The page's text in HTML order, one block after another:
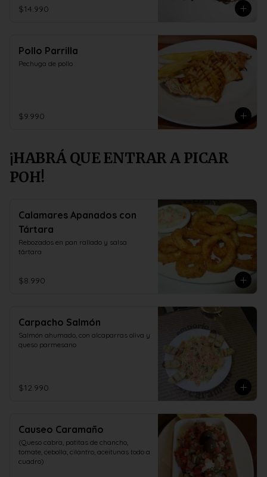
$14.990
Pollo Parrilla
Pechuga de pollo
$9.990
¡HABRÁ QUE ENTRAR A PICAR
POH!
Calamares Apanados con
Tártara
Rebozados en pan rallado y salsa
tártara
$8.990
Carpacho Salmón
Salmón ahumado, con alcaparras oliva y
queso parmesano
$12.990
Causeo Caramaño
(Queso cabra, patitas de chancho,
tomate, cebolla, cilantro, aceitunas todo a
cuadro)